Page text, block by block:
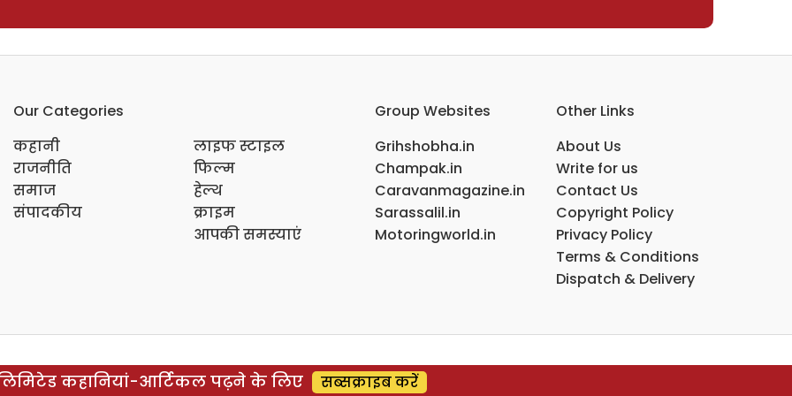
Our Categories
कहानी
राजनीति
समाज
संपादकीय
लाइफ स्टाइल
फिल्म
हेल्थ
क्राइम
आपकी समस्याएं
Group Websites
Grihshobha.in
Champak.in
Caravanmagazine.in
Sarassalil.in
Motoringworld.in
Other Links
About Us
Write for us
Contact Us
Copyright Policy
Privacy Policy
Terms & Conditions
Dispatch & Delivery
कहानियां-आर्टिकल पढ़ने के लिए सब्सक्राइब करें